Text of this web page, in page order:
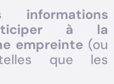
informations
à la
empreinte (ou
telles que les